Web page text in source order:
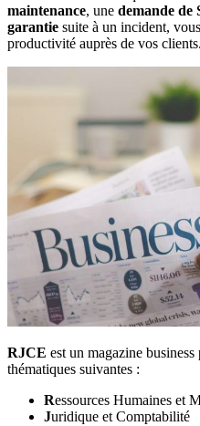
maintenance, une demande de
garantie suite à un incident,
productivité auprès de vos clients.
RJCE est un magazine
thématiques suivantes :
Ressources Humaines et
Juridique et Comptabilité